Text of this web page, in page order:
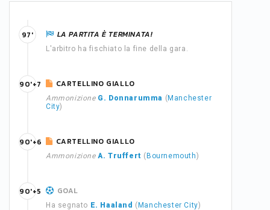
LA PARTITA È TERMINATA!
L'arbitro ha fischiato la fine della gara.
97'
CARTELLINO GIALLO
Ammonizione G. Donnarumma ( Manchester
City)
90'+7
CARTELLINO GIALLO
Ammonizione A. Truffert ( Bournemouth)
90'+6
GOAL
Ha segnato E. Haaland ( Manchester City)
90'+5